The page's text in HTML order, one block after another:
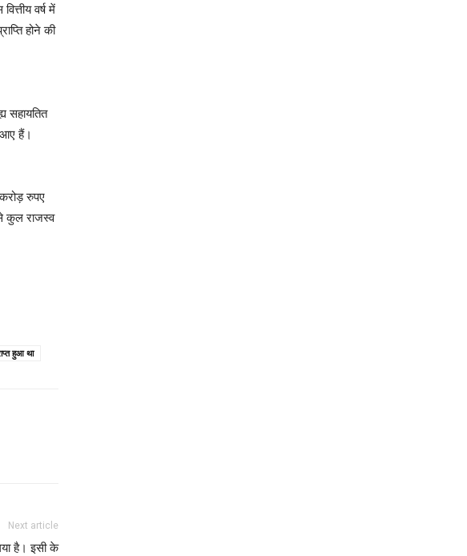
वर्ष में
होने की
सहायतित
आए हैं।
रुपए
कुल राजस्व
हुआ था
Next article
है। इसी के